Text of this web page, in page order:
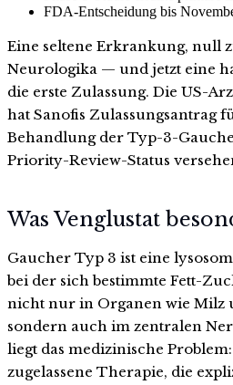
FDA-Entscheidung bis
Eine seltene Erkrankung, null
Neurologika — und jetzt eine
die erste Zulassung. Die US-
hat Sanofis Zulassungsantrag
Behandlung der Typ-3-
Priority-Review-Status
Was Venglustat
Gaucher Typ 3 ist eine
bei der sich bestimmte Fett-
nicht nur in Organen wie Milz
sondern auch im zentralen
liegt das medizinische
zugelassene Therapie, die